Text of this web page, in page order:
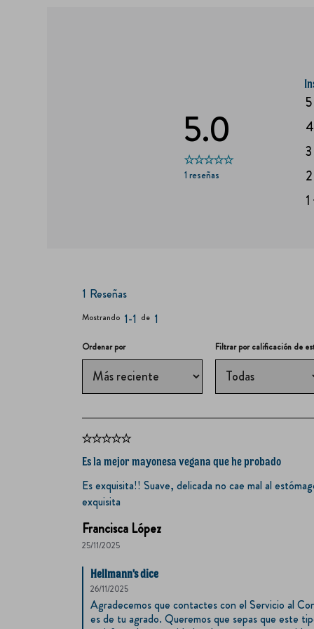
5.0
1 reseñas
5
4
3
2
1
1 Reseñas
Mostrando 1-1 de 1
Ordenar por Filtrar por calificación de
Es la mejor mayonesa vegana que he probado
Es exquisita!! Suave, delicada no cae mal al
exquisita
Francisca López
25/11/2025
Hellmann's dice
26/11/2025
Agradecemos que contactes con el Servicio al
es de tu agrado. Queremos que sepas que este